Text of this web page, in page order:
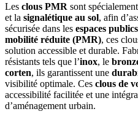
Les clous PMR sont
et la signalétique au sol, afin
sécurisée dans les espaces publics
mobilité réduite (PMR), ces
solution accessible et durable.
résistants tels que l’inox, le
corten, ils garantissent une
visibilité optimale. Ces clous de
accessibilité facilitée et une
d’aménagement urbain.